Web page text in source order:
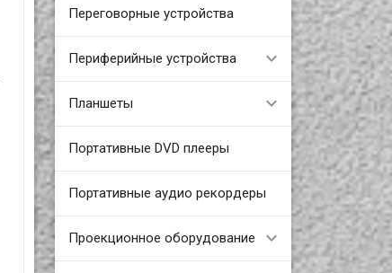
Переговорные устройства
Периферийные устройства
Планшеты
Портативные DVD плееры
Портативные аудио рекордеры
Проекционное оборудование